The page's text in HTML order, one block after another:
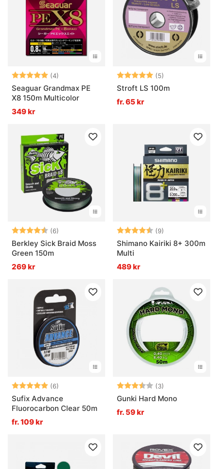
Vad är nylonlina?
Vad är fluorocarbon?
Vad är flätlina eller superlina?
Vilken fiskelina passar bäst på min rulle?
Betyg: (4)
5.0 utav 5 stjärnor
Seaguar Grandmax PE
X8 150m Multicolor
349 kr
Betyg: (5)
Stroft LS 100m
fr. 65 kr
Betyg: (6)
4.7 utav 5 stjärnor
Berkley Sick Braid Moss
Green 150m
269 kr
Betyg: (9)
Shimano Kairiki 8+ 300m
Multi
489 kr
Betyg: (6)
5.0 utav 5 stjärnor
Sufix Advance
Fluorocarbon Clear 50m
fr. 109 kr
Betyg: (3)
Gunki Hard Mono
fr. 59 kr